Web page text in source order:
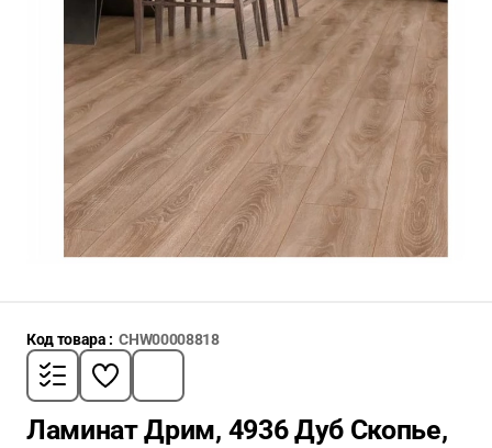
Код товара : CHW00008818
Ламинат Дрим, 4936 Дуб Скопье,